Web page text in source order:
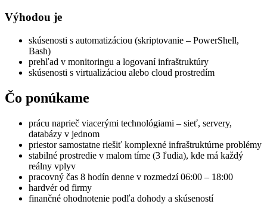
Výhodou je
skúsenosti s automatizáciou (skriptovanie – PowerShell,
Bash)
prehľad v monitoringu a logovaní infraštruktúry
skúsenosti s virtualizáciou alebo cloud prostredím
Čo ponúkame
prácu naprieč viacerými technológiami – sieť, servery,
databázy v jednom
priestor samostatne riešiť komplexné infraštruktúrne problémy
stabilné prostredie v malom tíme (3 ľudia), kde má každý
reálny vplyv
pracovný čas 8 hodín denne v rozmedzí 06:00 – 18:00
hardvér od firmy
finančné ohodnotenie podľa dohody a skúseností